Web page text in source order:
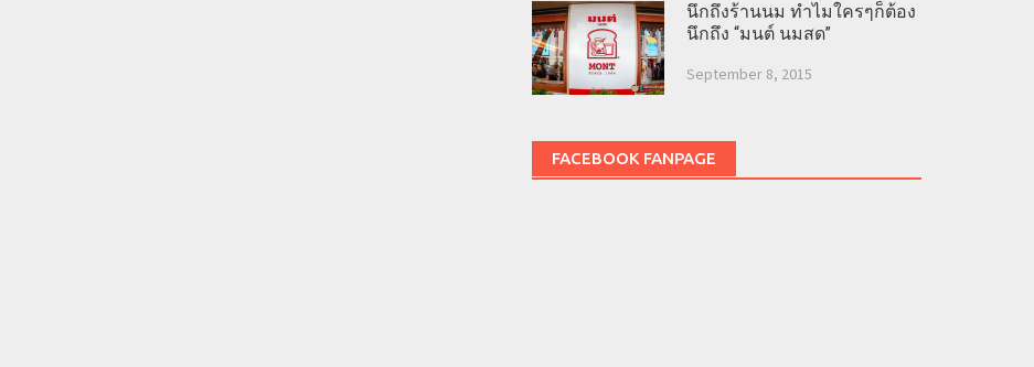
นึกถึงร้านนม ทำไมใครๆก็ต้อง
นึกถึง “มนต์ นมสด”
September 8, 2015
FACEBOOK FANPAGE